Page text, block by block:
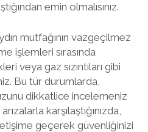
emin olmalısınız.
mutfağının vazgeçilmez
işlemleri sırasında
veya gaz sızıntıları gibi
Bu tür durumlarda,
dikkatlice incelemeniz
karşılaştığınızda,
geçerek güvenliğinizi